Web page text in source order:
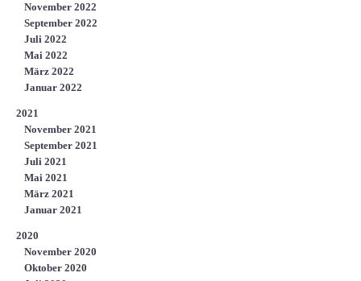
November 2022
September 2022
Juli 2022
Mai 2022
März 2022
Januar 2022
2021
November 2021
September 2021
Juli 2021
Mai 2021
März 2021
Januar 2021
2020
November 2020
Oktober 2020